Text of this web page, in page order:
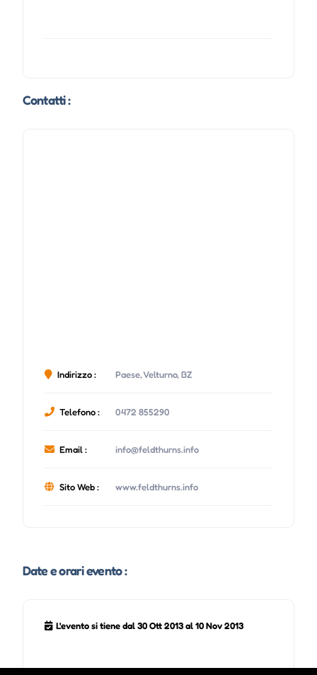
Contatti :
Indirizzo : Paese, Velturno, BZ
Telefono : 0472 855290
Email : info@feldthurns.info
Sito Web : www.feldthurns.info
Date e orari evento :
L'evento si tiene dal 30 Ott 2013 al 10 Nov 2013